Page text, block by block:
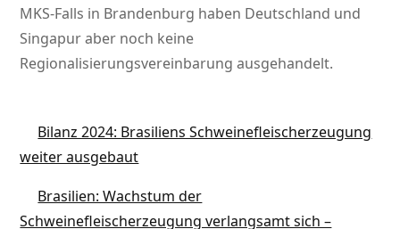
MKS-Falls in Brandenburg haben Deutschland und
Singapur aber noch keine
Regionalisierungsvereinbarung ausgehandelt.
Bilanz 2024: Brasiliens Schweinefleischerzeugung
weiter ausgebaut
Brasilien: Wachstum der
Schweinefleischerzeugung verlangsamt sich –